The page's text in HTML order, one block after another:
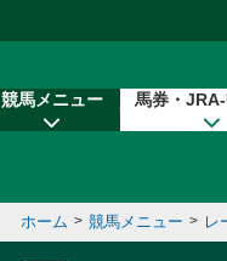
競馬メニュー 馬券・
ホーム > 競馬メニュー > レ